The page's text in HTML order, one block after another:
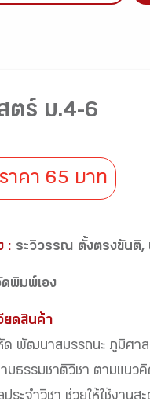
ตร์ ม.4-6
ราคา 65 บาท
: ระวิวรรณ ตั้งตรงขันติ
ดพิมพ์เอง
ยดสินค้า
ด พัฒนาสมรรถนะ ภูมิศาส
มธรรมชาติวิชา ตามแนว
ระจำวิชา ช่วยให้ใช้งานส